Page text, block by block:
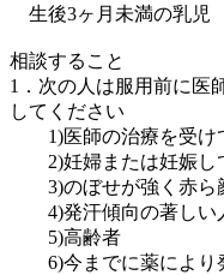
生後3ヶ月未満の乳児
相談すること
1．次の人は服用前に医
してください
1)医師の治療を受け
2)妊婦または妊娠し
3)のぼせが強く赤ら
4)発汗傾向の著しい
5)高齢者
6)今までに薬により